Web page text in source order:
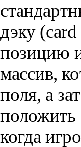
дэку
позицию
массив,
поля, а
положить
когда